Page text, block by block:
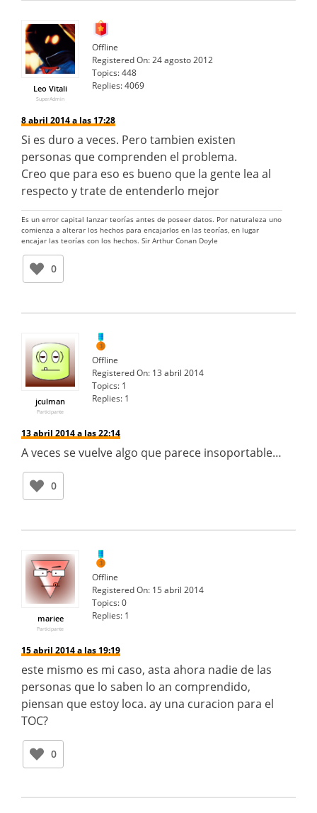
Leo Vitali
SuperAdmin
Offline
Registered On:24 agosto 2012
Topics:448
Replies:4069
8 abril 2014 a las 17:28
Si es duro a veces. Pero tambien existen
personas que comprenden el problema.
Creo que para eso es bueno que la gente lea al
respecto y trate de entenderlo mejor
Es un error capital lanzar teorías antes de poseer datos. Por naturaleza uno
comienza a alterar los hechos para encajarlos en las teorías, en lugar
encajar las teorías con los hechos. Sir Arthur Conan Doyle
0
jculman
Participante
Offline
Registered On: 13 abril 2014
Topics: 1
Replies: 1
13 abril 2014 a las 22:14
A veces se vuelve algo que parece insoportable…
0
mariee
Participante
Offline
Registered On: 15 abril 2014
Topics:0
Replies: 1
15 abril 2014 a las 19:19
este mismo es mi caso, asta ahora nadie de las
personas que lo saben lo an comprendido,
piensan que estoy loca. ay una curacion para el
TOC?
0